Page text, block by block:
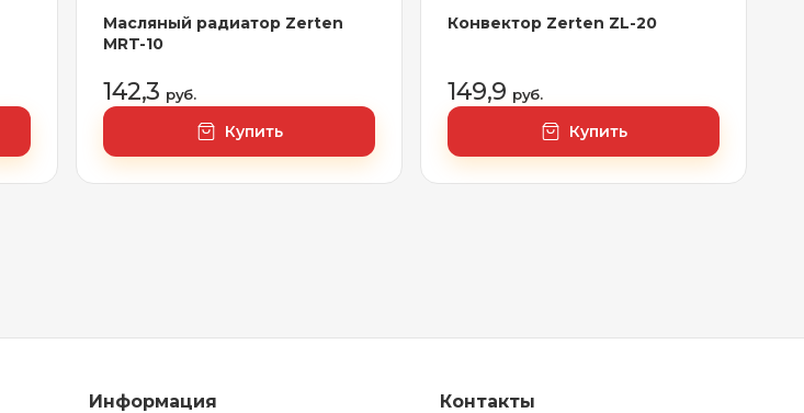
Масляный радиатор Zerten
MRT-10
142,3 руб.
Купить
Конвектор Zerten ZL-20
149,9 руб.
Купить
Информация
Контакты